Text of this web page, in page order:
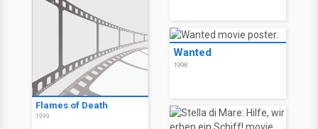
Flames of Death
1999
Wanted
1998